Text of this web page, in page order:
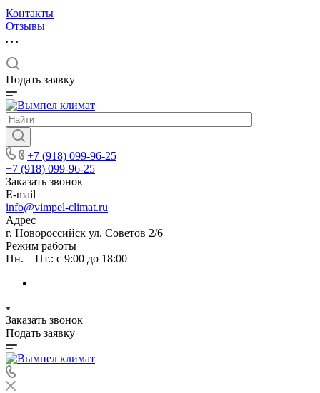
Контакты
Отзывы
Подать заявку
+7 (918) 099-96-25
+7 (918) 099-96-25
Заказать звонок
E-mail
info@vimpel-climat.ru
Адрес
г. Новороссийск ул. Советов 2/6
Режим работы
Пн. – Пт.: с 9:00 до 18:00
Заказать звонок
Подать заявку